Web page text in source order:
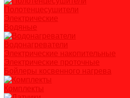
Полотенцесушители
Электрические
Водяные
Водонагреватели
Электрические накопительные
Электрические проточные
Бойлеры косвенного нагрева
Комплекты